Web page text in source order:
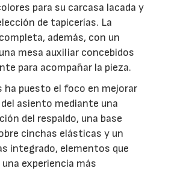
para su carcasa lacada y
de tapicerías. La
además, con un
mesa auxiliar concebidos
para acompañar la pieza.
ha puesto el foco en mejorar
asiento mediante una
del respaldo, una base
cinchas elásticas y un
integrado, elementos que
experiencia más